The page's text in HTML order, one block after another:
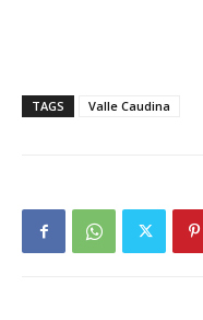
TAGS Valle Caudina